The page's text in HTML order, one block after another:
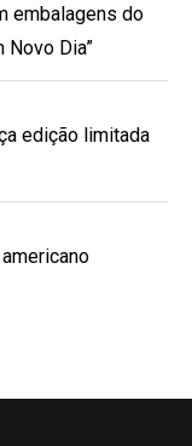
embalagens do
Novo Dia”
edição limitada